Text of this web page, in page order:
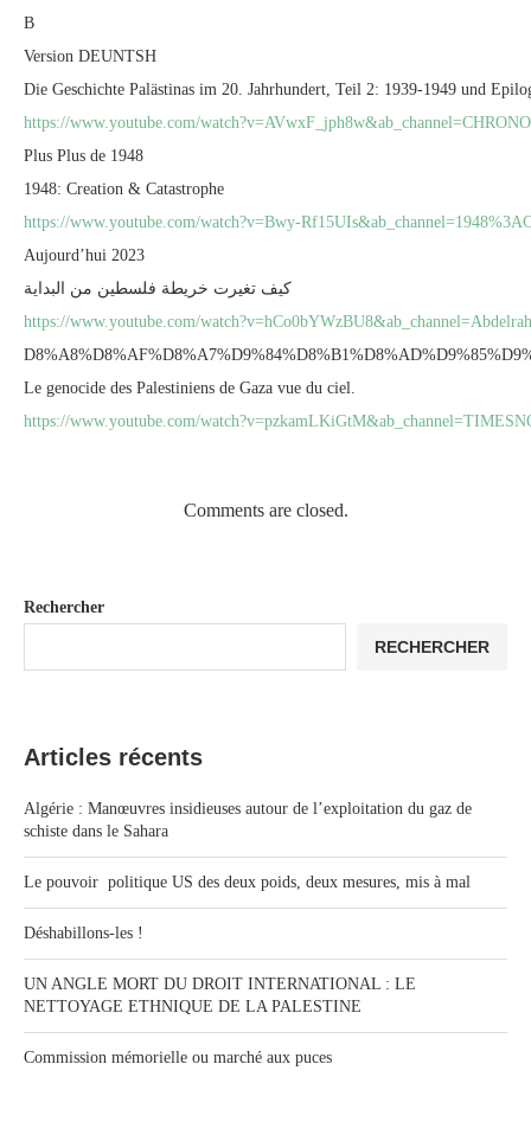
B
Version DEUNTSH
Die Geschichte Palästinas im 20. Jahrhundert, Teil 2: 1939-1949 und
https://www.youtube.com/
Plus Plus de 1948
1948: Creation & Catastrophe
https://www.youtube.com/watch?v=Bwy-
Aujourd’hui 2023
كيف تغيرت خريطة فلسطين من البداية
https://www.youtube.com/
Le genocide des Palestiniens de Gaza vue du ciel.
https://www.youtube.com/
Comments are closed.
Rechercher
RECHERCHER
Articles récents
Algérie : Manœuvres insidieuses autour de l’exploitation du gaz de
schiste dans le Sahara
Le pouvoir politique US des deux poids, deux mesures, mis à mal
Déshabillons-les !
UN ANGLE MORT DU DROIT INTERNATIONAL : LE
NETTOYAGE ETHNIQUE DE LA PALESTINE
Commission mémorielle ou marché aux puces